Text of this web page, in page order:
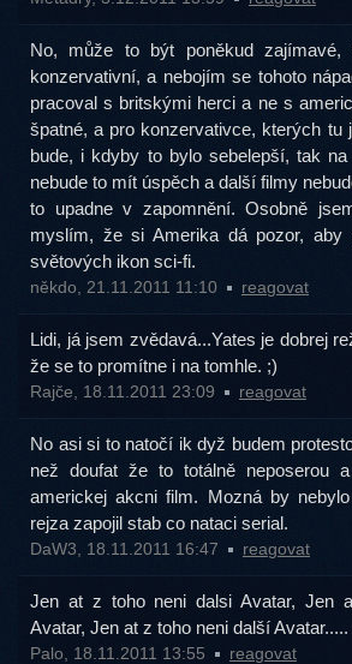
No, může to být poněkud zajímavé,
konzervativní, a nebojím se tohoto
pracoval s britskými herci a ne s
špatné, a pro konzervativce, kterých tu
bude, i kdyby to bylo sebelepší, tak
nebude to mít úspěch a další filmy
to upadne v zapomnění. Osobně
myslím, že si Amerika dá pozor, aby
světových ikon sci-fi.
někdo, 21.11.2011 11:10 reagovat
Lidi, já jsem zvědavá...Yates je dobrej
že se to promítne i na tomhle. ;)
Rajče, 18.11.2011 23:09 reagovat
No asi si to natočí ik dyž budem
než doufat že to totálně neposerou
americkej akcni film. Mozná by
rejza zapojil stab co nataci serial.
DaW3, 18.11.2011 16:47 reagovat
Jen at z toho neni dalsi Avatar, Jen
Avatar, Jen at z toho neni další Avatar.....
Palo, 18.11.2011 13:55 reagovat